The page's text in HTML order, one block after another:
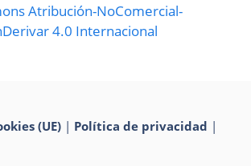
Atribución-NoComercial-
4.0 Internacional
(UE)| Política de privacidad |